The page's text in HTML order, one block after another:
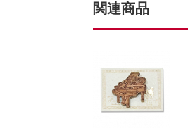
関連商品